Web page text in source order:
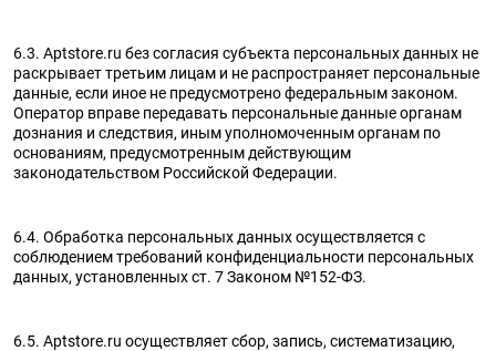
6.3. Aptstore.ru без согласия субъекта персональных данных не
раскрывает третьим лицам и не распространяет персональные
данные, если иное не предусмотрено федеральным законом.
Оператор вправе передавать персональные данные органам
дознания и следствия, иным уполномоченным органам по
основаниям, предусмотренным действующим
законодательством Российской Федерации.
6.4. Обработка персональных данных осуществляется с
соблюдением требований конфиденциальности персональных
данных, установленных ст. 7 Законом №152-ФЗ.
6.5. Aptstore.ru осуществляет сбор, запись, систематизацию,